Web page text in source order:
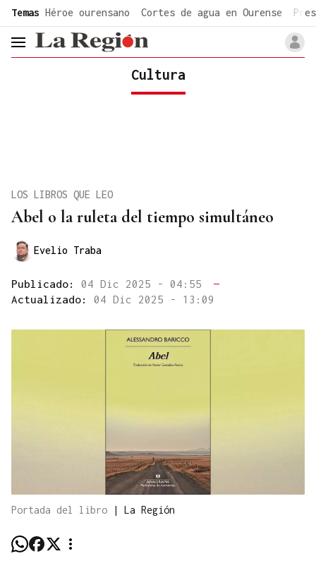
common.go-to-content
Temas Héroe ourensano Cortes de agua en Ourense
header.menu.open
Cultura
Abel o la ruleta del tiempo simultáneo
LOS LIBROS QUE LEO
Evelio Traba
Publicado: 04 Dic 2025 - 04:55
—
Actualizado: 04 Dic 2025 - 13:09
Portada del libro | La Región